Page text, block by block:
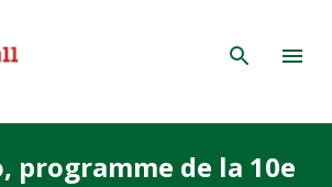
programme de la 10e